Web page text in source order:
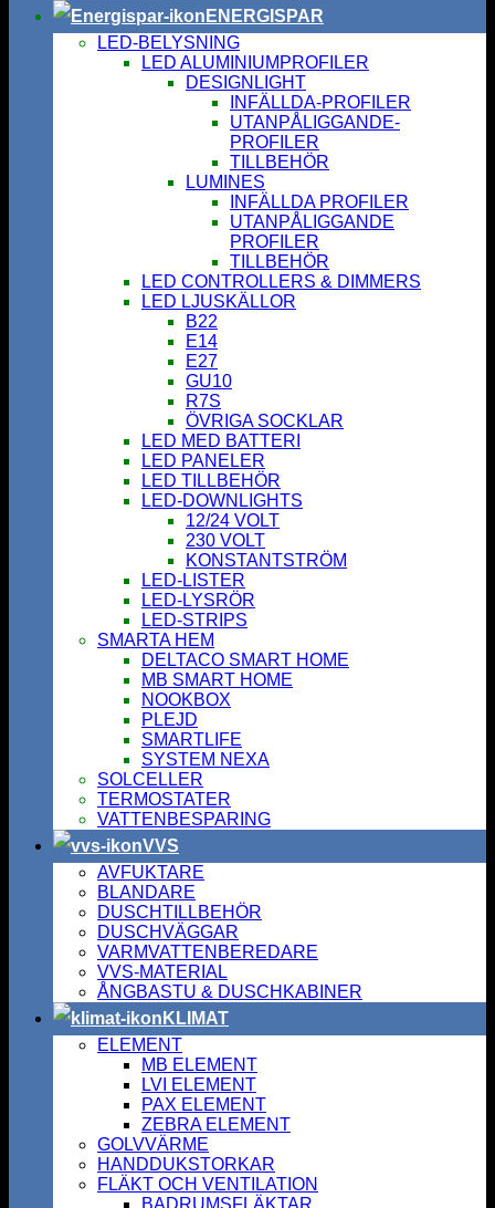
ENERGISPAR
LED-BELYSNING
LED ALUMINIUMPROFILER
DESIGNLIGHT
INFÄLLDA-PROFILER
UTANPÅLIGGANDE-
PROFILER
TILLBEHÖR
LUMINES
INFÄLLDA PROFILER
UTANPÅLIGGANDE
PROFILER
TILLBEHÖR
LED CONTROLLERS & DIMMERS
LED LJUSKÄLLOR
B22
E14
E27
GU10
R7S
ÖVRIGA SOCKLAR
LED MED BATTERI
LED PANELER
LED TILLBEHÖR
LED-DOWNLIGHTS
12/24 VOLT
230 VOLT
KONSTANTSTRÖM
LED-LISTER
LED-LYSRÖR
LED-STRIPS
SMARTA HEM
DELTACO SMART HOME
MB SMART HOME
NOOKBOX
PLEJD
SMARTLIFE
SYSTEM NEXA
SOLCELLER
TERMOSTATER
VATTENBESPARING
VVS
AVFUKTARE
BLANDARE
DUSCHTILLBEHÖR
DUSCHVÄGGAR
VARMVATTENBEREDARE
VVS-MATERIAL
ÅNGBASTU & DUSCHKABINER
KLIMAT
ELEMENT
MB ELEMENT
LVI ELEMENT
PAX ELEMENT
ZEBRA ELEMENT
GOLVVÄRME
HANDDUKSTORKAR
FLÄKT OCH VENTILATION
BADRUMSFLÄKTAR